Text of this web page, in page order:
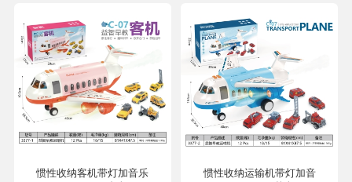
惯性收纳客机带灯加音乐
惯性收纳运输机带灯加音